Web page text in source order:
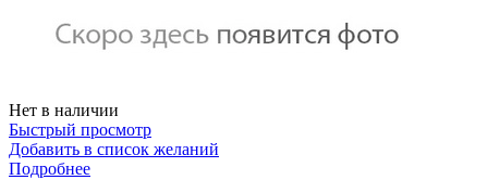
Нет в наличии
Быстрый просмотр
Добавить в список желаний
Подробнее